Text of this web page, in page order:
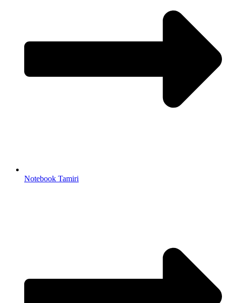
Notebook Tamiri